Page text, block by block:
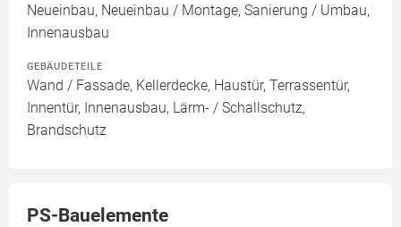
Neueinbau, Neueinbau / Montage, Sanierung / Umbau,
Innenausbau
GEBÄUDETEILE
Wand / Fassade, Kellerdecke, Haustür, Terrassentür,
Innentür, Innenausbau, Lärm- / Schallschutz,
Brandschutz
PS-Bauelemente